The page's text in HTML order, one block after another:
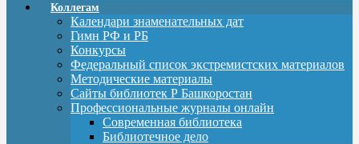
Коллегам
Календари знаменательных дат
Гимн РФ и РБ
Конкурсы
Федеральный список экстремистских материалов
Методические материалы
Сайты библиотек Р Башкоростан
Профессиональные журналы онлайн
Современная библиотека
Библиотечное дело